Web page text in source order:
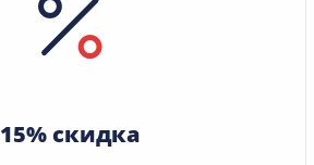
15% скидка